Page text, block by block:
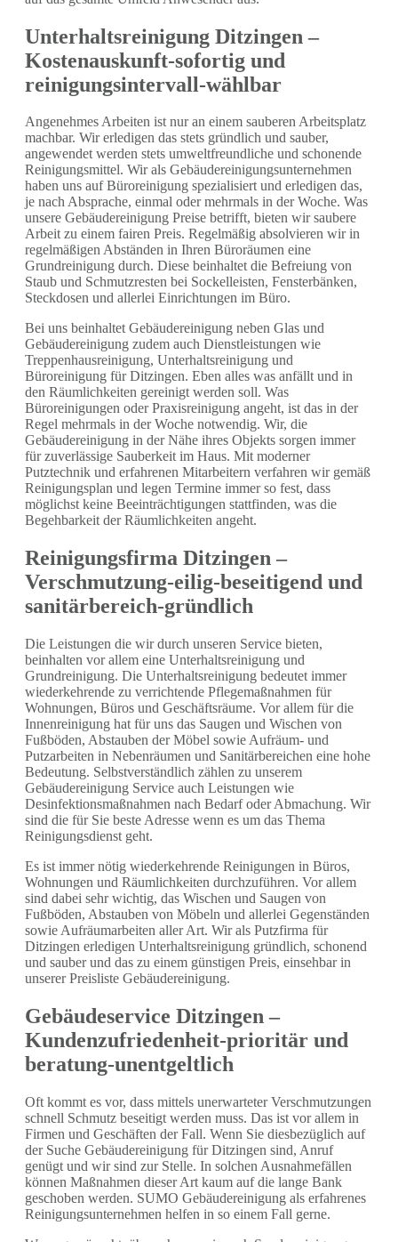
Unterhaltsreinigung Ditzingen –
Kostenauskunft-sofortig und
reinigungsintervall-wählbar
Angenehmes Arbeiten ist nur an einem sauberen Arbeitsplatz
machbar. Wir erledigen das stets gründlich und sauber,
angewendet werden stets umweltfreundliche und schonende
Reinigungsmittel. Wir als Gebäudereinigungsunternehmen
haben uns auf Büroreinigung spezialisiert und erledigen das,
je nach Absprache, einmal oder mehrmals in der Woche. Was
unsere Gebäudereinigung Preise betrifft, bieten wir saubere
Arbeit zu einem fairen Preis. Regelmäßig absolvieren wir in
regelmäßigen Abständen in Ihren Büroräumen eine
Grundreinigung durch. Diese beinhaltet die Befreiung von
Staub und Schmutzresten bei Sockelleisten, Fensterbänken,
Steckdosen und allerlei Einrichtungen im Büro.
Bei uns beinhaltet Gebäudereinigung neben Glas und
Gebäudereinigung zudem auch Dienstleistungen wie
Treppenhausreinigung, Unterhaltsreinigung und
Büroreinigung für Ditzingen. Eben alles was anfällt und in
den Räumlichkeiten gereinigt werden soll. Was
Büroreinigungen oder Praxisreinigung angeht, ist das in der
Regel mehrmals in der Woche notwendig. Wir, die
Gebäudereinigung in der Nähe ihres Objekts sorgen immer
für zuverlässige Sauberkeit im Haus. Mit moderner
Putztechnik und erfahrenen Mitarbeitern verfahren wir gemäß
Reinigungsplan und legen Termine immer so fest, dass
möglichst keine Beeinträchtigungen stattfinden, was die
Begehbarkeit der Räumlichkeiten angeht.
Reinigungsfirma Ditzingen –
Verschmutzung-eilig-beseitigend und
sanitärbereich-gründlich
Die Leistungen die wir durch unseren Service bieten,
beinhalten vor allem eine Unterhaltsreinigung und
Grundreinigung. Die Unterhaltsreinigung bedeutet immer
wiederkehrende zu verrichtende Pflegemaßnahmen für
Wohnungen, Büros und Geschäftsräume. Vor allem für die
Innenreinigung hat für uns das Saugen und Wischen von
Fußböden, Abstauben der Möbel sowie Aufräum- und
Putzarbeiten in Nebenräumen und Sanitärbereichen eine hohe
Bedeutung. Selbstverständlich zählen zu unserem
Gebäudereinigung Service auch Leistungen wie
Desinfektionsmaßnahmen nach Bedarf oder Abmachung. Wir
sind die für Sie beste Adresse wenn es um das Thema
Reinigungsdienst geht.
Es ist immer nötig wiederkehrende Reinigungen in Büros,
Wohnungen und Räumlichkeiten durchzuführen. Vor allem
sind dabei sehr wichtig, das Wischen und Saugen von
Fußböden, Abstauben von Möbeln und allerlei Gegenständen
sowie Aufräumarbeiten aller Art. Wir als Putzfirma für
Ditzingen erledigen Unterhaltsreinigung gründlich, schonend
und sauber und das zu einem günstigen Preis, einsehbar in
unserer Preisliste Gebäudereinigung.
Gebäudeservice Ditzingen –
Kundenzufriedenheit-prioritär und
beratung-unentgeltlich
Oft kommt es vor, dass mittels unerwarteter Verschmutzungen
schnell Schmutz beseitigt werden muss. Das ist vor allem in
Firmen und Geschäften der Fall. Wenn Sie diesbezüglich auf
der Suche Gebäudereinigung für Ditzingen sind, Anruf
genügt und wir sind zur Stelle. In solchen Ausnahmefällen
können Maßnahmen dieser Art kaum auf die lange Bank
geschoben werden. SUMO Gebäudereinigung als erfahrenes
Reinigungsunternehmen helfen in so einem Fall gerne.